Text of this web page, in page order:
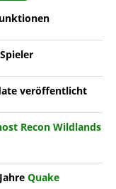
veröffentlicht
Recon Wildlands
Quake